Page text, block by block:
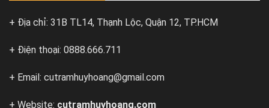
+ Địa chỉ: 31B TL14, Thạnh Lộc, Quận 12, TP.HCM
+ Điện thoại: 0888.666.711
+ Email: cutramhuyhoang@gmail.com
+ Website: cutramhuyhoang.com